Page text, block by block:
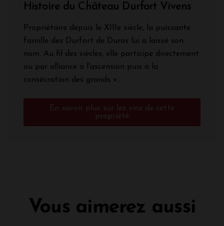
Histoire du Château Durfort Vivens
Propriétaire depuis le XIIIe siècle, la puissante
famille des Durfort de Duras lui a laissé son
nom. Au fil des siècles, elle participe directement
ou par alliance à l'ascension puis à la
consécration des grands v...
En savoir plus sur les vins de cette
propriété
Vous aimerez aussi